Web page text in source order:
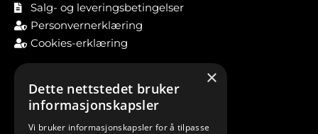
Salg- og leveringsbetingelser
Personvernerklæring
Cookies-erklæring
×
Dette nettstedet bruker
informasjonskapsler
Vi bruker informasjonskapsler for å tilpasse